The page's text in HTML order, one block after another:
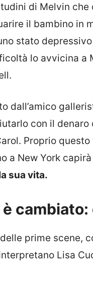
di Melvin che
il bambino in
stato
lo avvicina a
dall’amico
con il
Proprio
a New York
sua vita.
è
prime scene,
Lisa